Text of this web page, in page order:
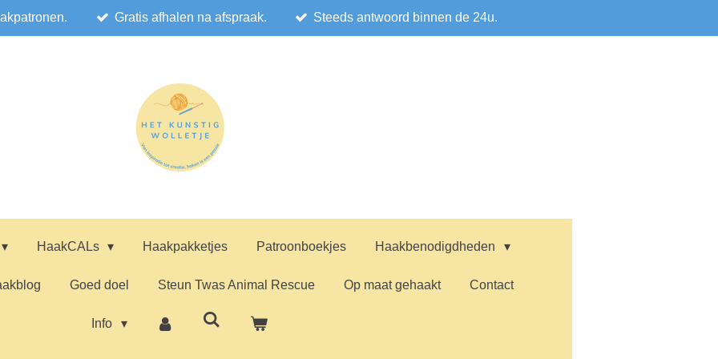
Gratis afhalen na afspraak. Steeds antwoord binnen de 24u.
HaakCALs Haakpakketjes Patroonboekjes Haakbenodigdheden
Goed doel Steun Twas Animal Rescue Op maat gehaakt Contact
Info